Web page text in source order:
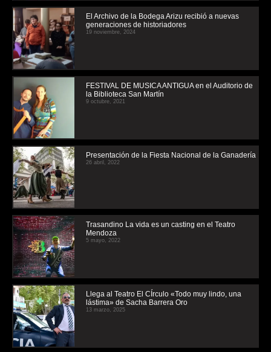
El Archivo de la Bodega Arizu recibió a nuevas
generaciones de historiadores
19 noviembre, 2024
FESTIVAL DE MUSICA ANTIGUA en el Auditorio de
la Biblioteca San Martín
9 octubre, 2021
Presentación de la Fiesta Nacional de la Ganadería
26 abril, 2022
Trasandino La vida es un casting en el Teatro
Mendoza
5 mayo, 2022
Llega al Teatro El CÍrculo «Todo muy lindo, una
lástima» de Sacha Barrera Oro
13 marzo, 2025